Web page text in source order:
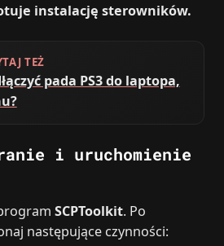
instalację sterowników.
TEŻ
pada PS3 do laptopa,
i uruchomienie
SCPToolkit. Po
następujące czynności: